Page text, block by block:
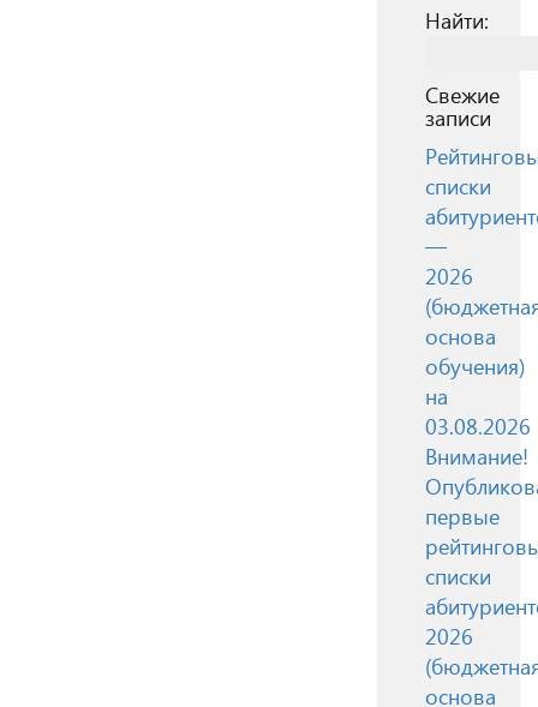
Найти:
Свежие
записи
списки
—
2026
основа
обучения)
на
03.08.2026
Внимание!
первые
списки
2026
основа